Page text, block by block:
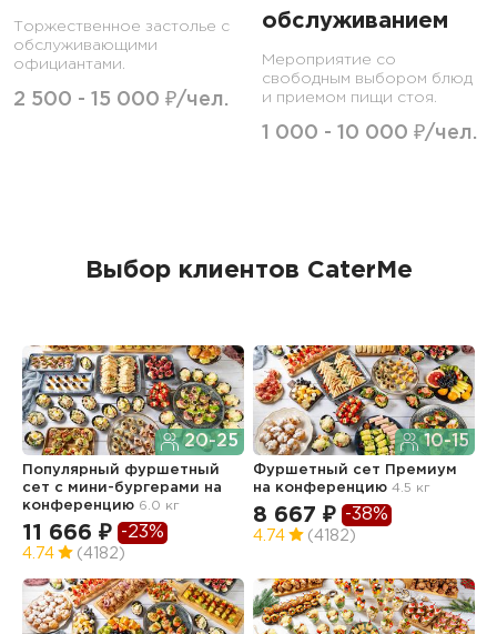
Торжественное застолье с
обслуживающими
официантами.
2 500 - 15 000 ₽/чел.
обслуживанием
Мероприятие со
свободным выбором блюд
и приемом пищи стоя.
1 000 - 10 000 ₽/чел.
Выбор клиентов CaterMe
20-25
Популярный фуршетный
сет c мини-бургерами на
конференцию 6.0 кг
11 666 ₽ -23%
4.74 (4182)
10-15
Фуршетный сет Премиум
на конференцию 4.5 кг
8 667 ₽ -38%
4.74 (4182)